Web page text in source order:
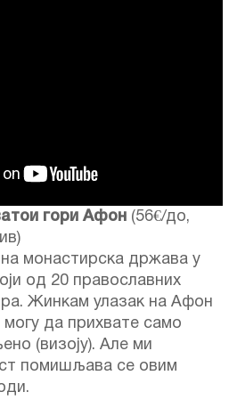
гори Афон (56€/до,
монастирска држава у
од 20 православних
Жинкам улазак на Афон
да прихвате само
(визоју). Але ми
помишљава се овим